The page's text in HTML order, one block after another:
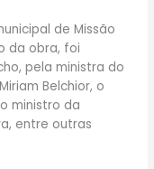
de Missão
da obra, foi
pela ministra do
Belchior, o
ministro da
entre outras